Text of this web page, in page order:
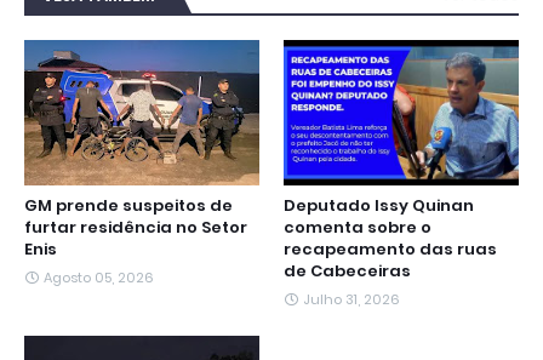
o
k
e
A
p
r
n
r
d
n
GM prende suspeitos de
furtar residência no Setor
Enis
Agosto 05, 2026
Deputado Issy Quinan
comenta sobre o
recapeamento das ruas
de Cabeceiras
Julho 31, 2026